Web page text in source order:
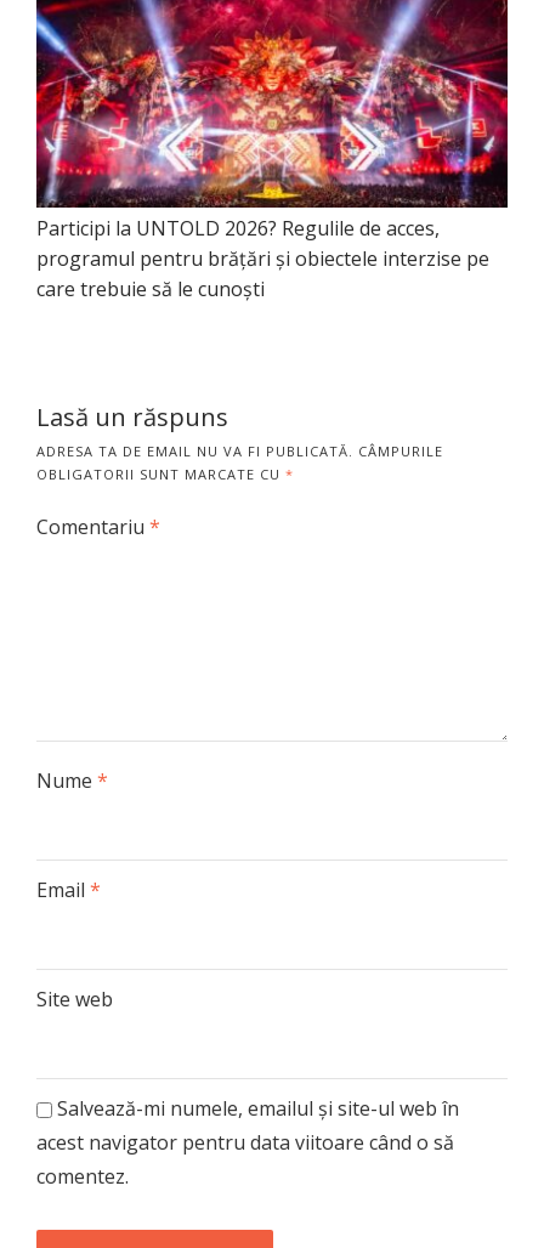
Participi la UNTOLD 2026? Regulile de acces,
programul pentru brățări și obiectele interzise pe
care trebuie să le cunoști
Lasă un răspuns
ADRESA TA DE EMAIL NU VA FI PUBLICATĂ.
CÂMPURILE
OBLIGATORII SUNT MARCATE CU *
Comentariu *
Nume *
Email *
Site web
Salvează-mi numele, emailul și site-ul web în
acest navigator pentru data viitoare când o să
comentez.